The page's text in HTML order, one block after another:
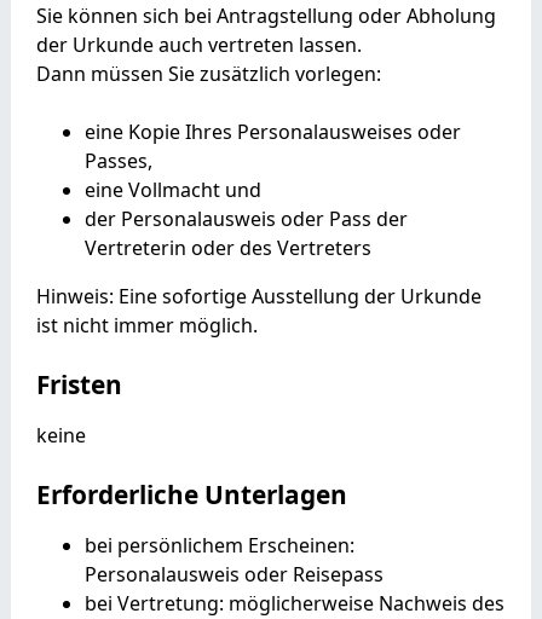
Sie können sich bei Antragstellung oder Abholung
der Urkunde auch vertreten lassen.
Dann müssen Sie zusätzlich vorlegen:
eine Kopie Ihres Personalausweises oder
Passes,
eine Vollmacht und
der Personalausweis oder Pass der
Vertreterin oder des Vertreters
Hinweis: Eine sofortige Ausstellung der Urkunde
ist nicht immer möglich.
Fristen
keine
Erforderliche Unterlagen
bei persönlichem Erscheinen:
Personalausweis oder Reisepass
bei Vertretung: möglicherweise Nachweis des